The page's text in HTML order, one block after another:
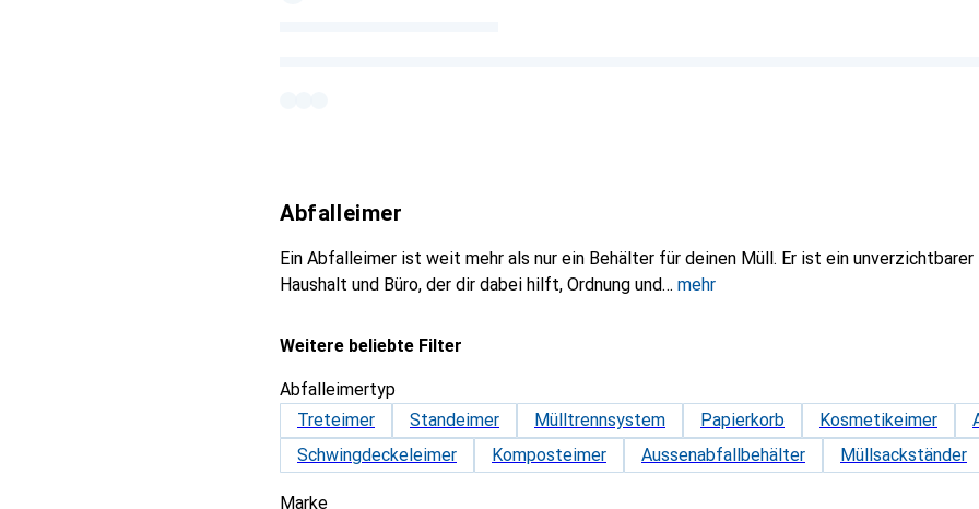
Abfalleimer
Ein Abfalleimer ist weit mehr als nur ein Behälter für deinen Müll. Er ist ein
Haushalt und Büro, der dir dabei hilft, Ordnung und
mehr
Weitere beliebte Filter
Abfalleimertyp
Treteimer
Standeimer Mülltrennsystem Papierkorb Kosmetikeimer
Schwingdeckeleimer
Komposteimer Aussenabfallbehälter Müllsackständer
Marke